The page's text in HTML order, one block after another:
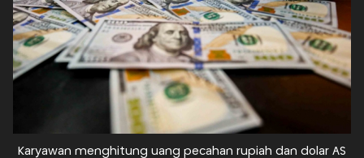
Karyawan menghitung uang pecahan rupiah dan dolar AS